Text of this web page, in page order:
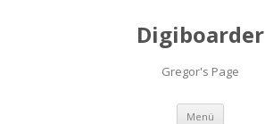
Digiboarder
Gregor's Page
Menü Zum